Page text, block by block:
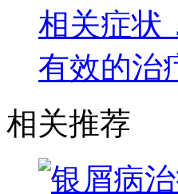
相关症状
有效的治
相关推荐